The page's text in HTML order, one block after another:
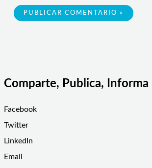
Comparte, Publica, Informa
Facebook
Twitter
LinkedIn
Email